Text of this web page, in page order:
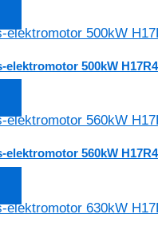
500kW
560kW